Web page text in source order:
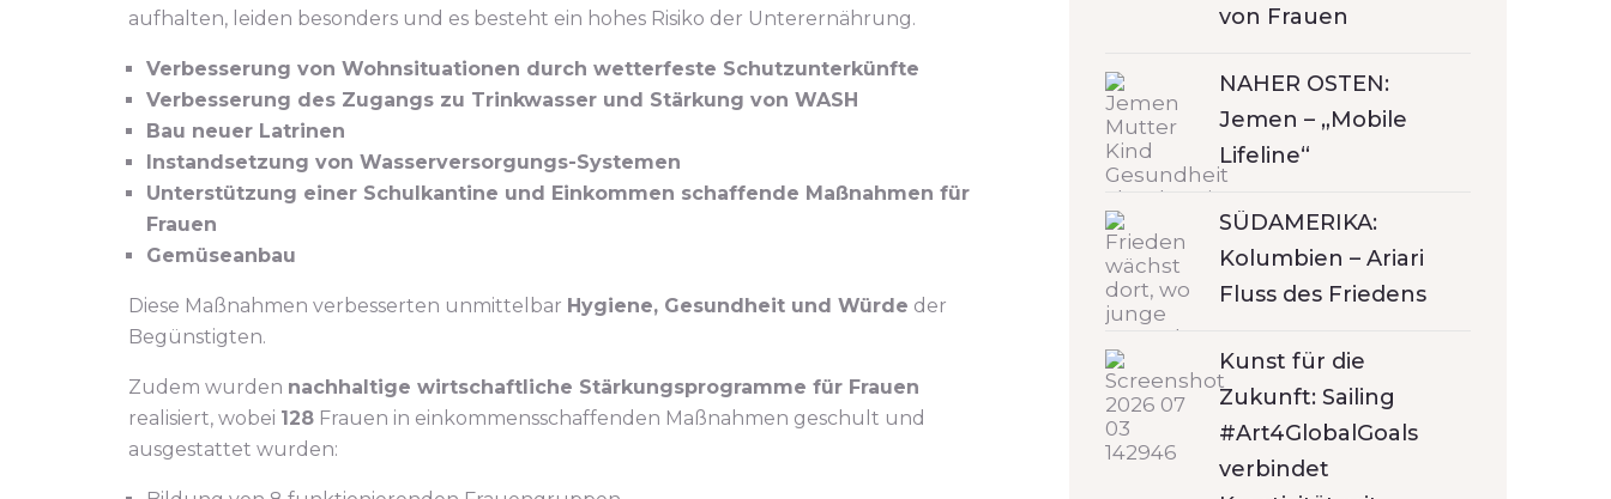
aufhalten, leiden besonders und es besteht ein hohes Risiko der Unterernährung.
Verbesserung von Wohnsituationen durch wetterfeste Schutzunterkünfte
Verbesserung des Zugangs zu Trinkwasser und Stärkung von WASH
Bau neuer Latrinen
Instandsetzung von Wasserversorgungs-Systemen
Unterstützung einer Schulkantine und Einkommen schaffende Maßnahmen für
Frauen
Gemüseanbau
Diese Maßnahmen verbesserten unmittelbar Hygiene, Gesundheit und Würde der
Begünstigten.
Zudem wurden nachhaltige wirtschaftliche Stärkungsprogramme für Frauen
realisiert, wobei 128 Frauen in einkommensschaffenden Maßnahmen geschult und
ausgestattet wurden:
von Frauen
NAHER OSTEN:
Jemen – „Mobile
Lifeline“
SÜDAMERIKA:
Kolumbien – Ariari
Fluss des Friedens
Kunst für die
Zukunft: Sailing
#Art4GlobalGoals
verbindet